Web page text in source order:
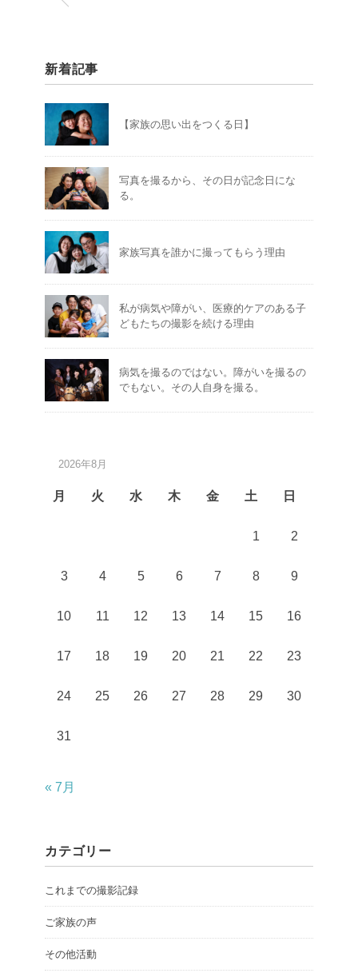
新着記事
【家族の思い出をつくる日】
写真を撮るから、その日が記念日にな
る。
家族写真を誰かに撮ってもらう理由
私が病気や障がい、医療的ケアのある子
どもたちの撮影を続ける理由
病気を撮るのではない。障がいを撮るの
でもない。その人自身を撮る。
2026年8月
月 火 水 木 金 土 日
1 2
3 4 5 6 7 8 9
10 11 12 13 14 15 16
17 18 19 20 21 22 23
24 25 26 27 28 29 30
31
« 7月
カテゴリー
これまでの撮影記録
ご家族の声
その他活動